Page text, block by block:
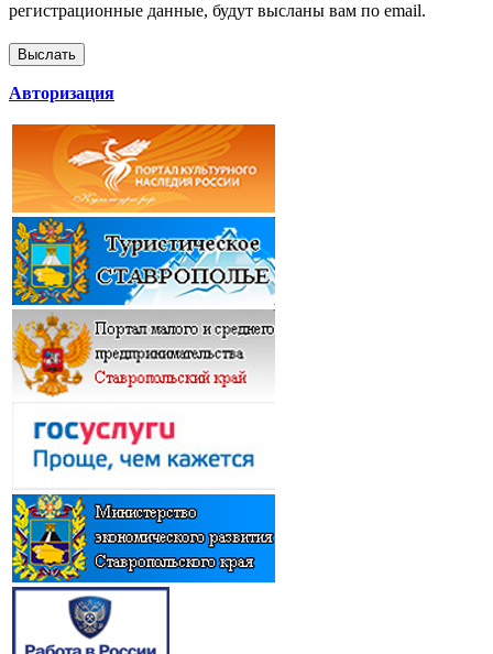
регистрационные данные, будут высланы вам по email.
Авторизация